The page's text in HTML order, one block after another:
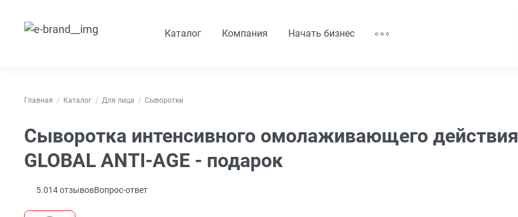
Каталог Компания Начать бизнес
Главная Каталог Для лица Сыворотки
Сыворотка интенсивного омолаживающего действия
GLOBAL ANTI-AGE - подарок
5.014отзывовВопрос-ответ